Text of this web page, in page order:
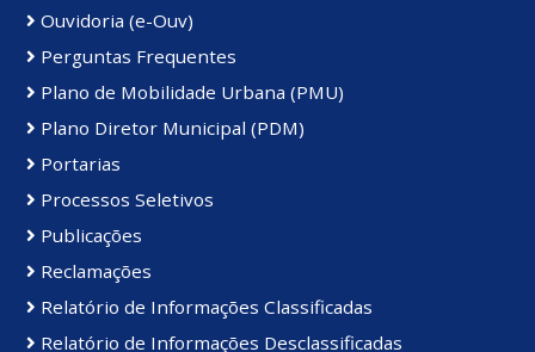
Ouvidoria (e-Ouv)
Perguntas Frequentes
Plano de Mobilidade Urbana (PMU)
Plano Diretor Municipal (PDM)
Portarias
Processos Seletivos
Publicações
Reclamações
Relatório de Informações Classificadas
Relatório de Informações Desclassificadas